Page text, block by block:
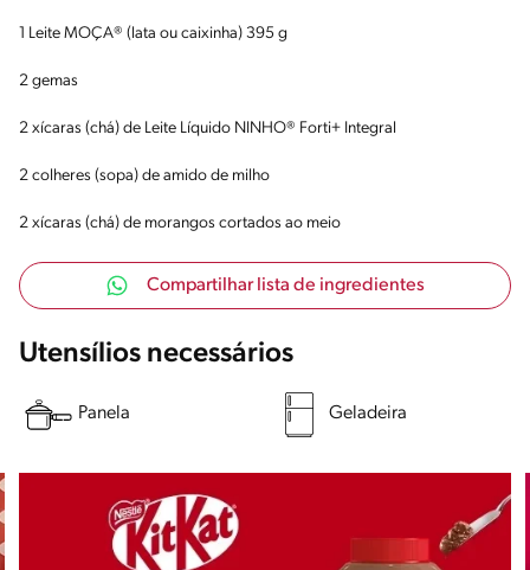
1 Leite MOÇA® (lata ou caixinha) 395 g
2 gemas
2 xícaras (chá) de Leite Líquido NINHO® Forti+ Integral
2 colheres (sopa) de amido de milho
2 xícaras (chá) de morangos cortados ao meio
Compartilhar lista de ingredientes
Utensílios necessários
Panela Geladeira